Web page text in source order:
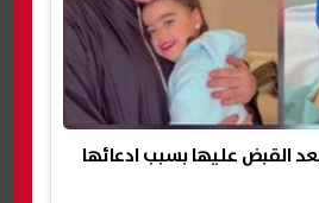
القبض عليها بسبب ادعائها